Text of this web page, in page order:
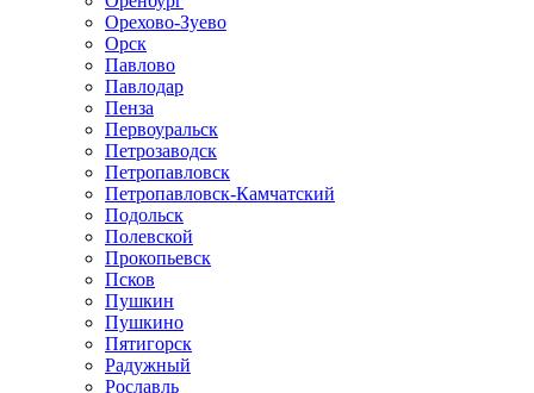
Орехово-Зуево
Орск
Павлово
Павлодар
Пенза
Первоуральск
Петрозаводск
Петропавловск
Петропавловск-Камчатский
Подольск
Полевской
Прокопьевск
Псков
Пушкин
Пушкино
Пятигорск
Радужный
Рославль